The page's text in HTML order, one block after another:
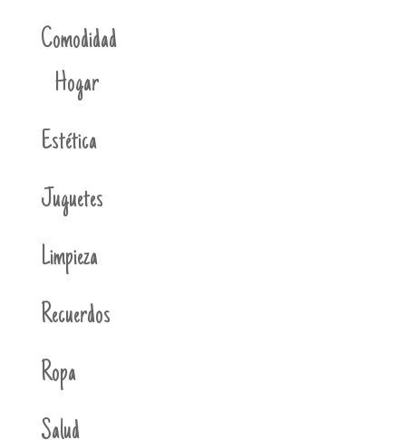
Comodidad
Hogar
Estética
Juguetes
Limpieza
Recuerdos
Ropa
Salud